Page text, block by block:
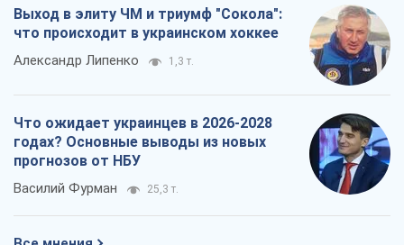
Выход в элиту ЧМ и триумф "Сокола":
что происходит в украинском хоккее
Александр Липенко 1,3 т.
Что ожидает украинцев в 2026-2028
годах? Основные выводы из новых
прогнозов от НБУ
Василий Фурман 25,3 т.